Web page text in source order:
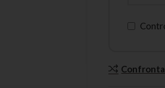
Confronta